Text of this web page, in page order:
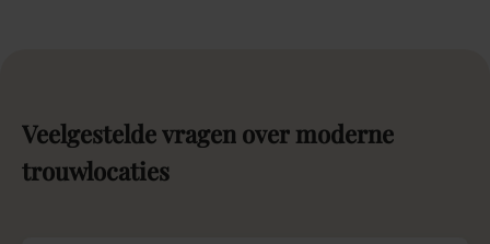
Veelgesteldevragen over moderne
trouwlocaties